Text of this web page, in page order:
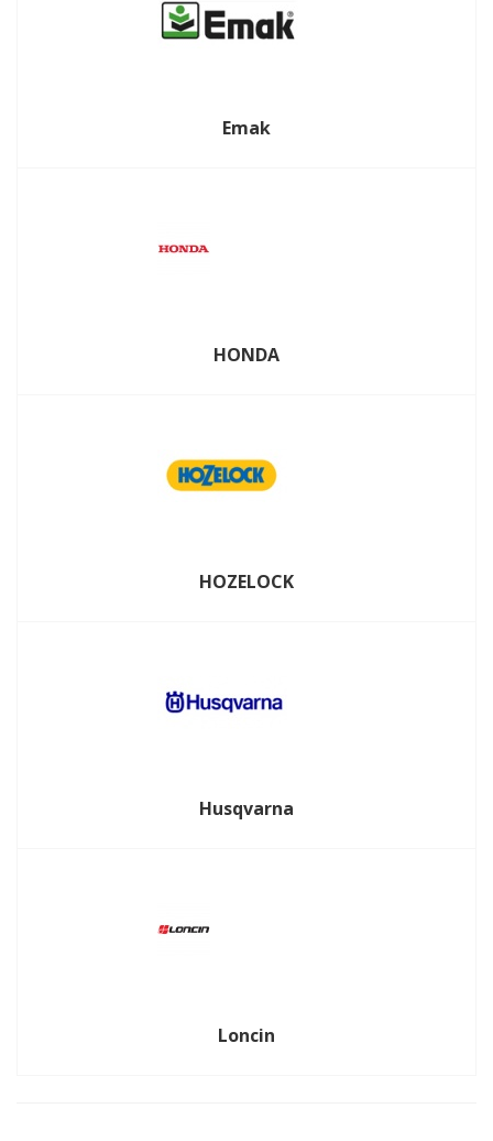
Emak
HONDA
HOZELOCK
Husqvarna
Loncin